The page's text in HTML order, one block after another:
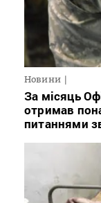
Новини
За місяць
отримав
питаннями